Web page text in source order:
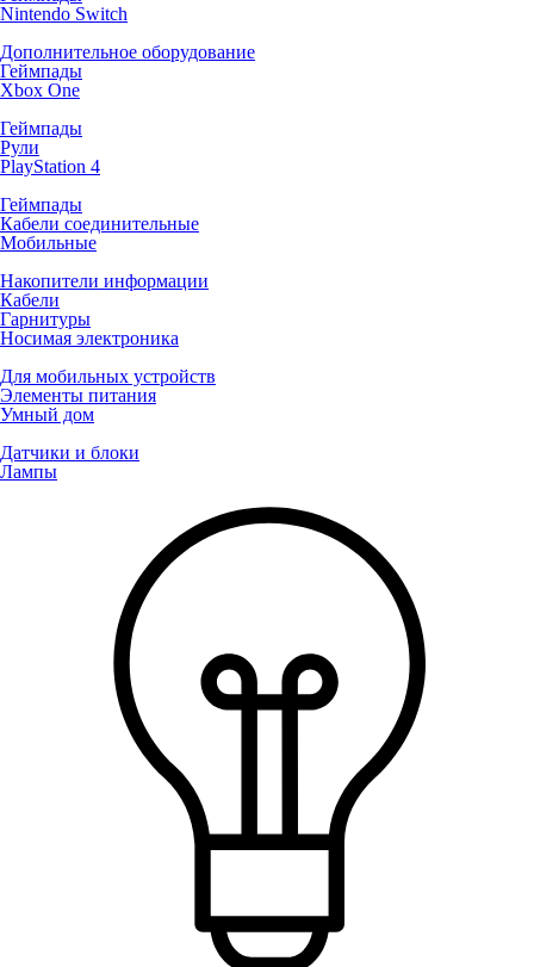
Nintendo Switch
Дополнительное оборудование
Геймпады
Xbox One
Геймпады
Рули
PlayStation 4
Геймпады
Кабели соединительные
Мобильные
Накопители информации
Кабели
Гарнитуры
Носимая электроника
Для мобильных устройств
Элементы питания
Умный дом
Датчики и блоки
Лампы